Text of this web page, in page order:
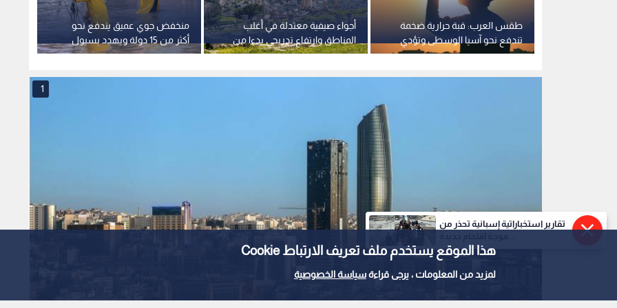
هذا الموقع يستخدم ملف تعريف الارتباط Cookie
لمزيد من المعلومات ، يرجى قراءةسياسة الخصوصية
منخفض جوي عميق يندفع نحو
أكثر من 15 دولة ويهدد بسيول
جارفة
أجواء صيفية معتدلة في أغلب
المناطق وارتفاع تدريجي بدءا من
السبت
طقس العرب: قبة حرارية ضخمة
تندفع نحو آسيا الوسطى وتؤدي
لموجة حر استثنائية الأيام القادمة
1
تقارير استخباراتية إسبانية تحذر من